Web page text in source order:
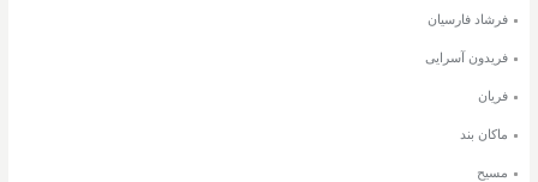
فرشاد فارسیان
فریدون آسرایی
فریان
ماکان بند
مسیح